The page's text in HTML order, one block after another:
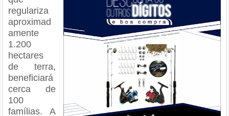
regulariza
aproximad
amente
1.200
hectares
de terra,
beneficiará
cerca de
100
famílias. A